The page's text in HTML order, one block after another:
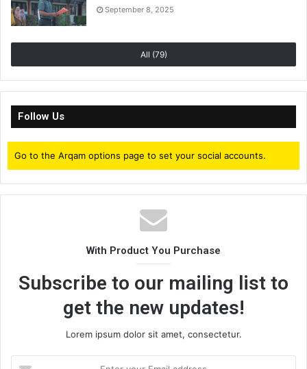
September 8, 2025
All (79)
Follow Us
Go to the Arqam options page to set your social accounts.
With Product You Purchase
Subscribe to our mailing list to
get the new updates!
Lorem ipsum dolor sit amet, consectetur.